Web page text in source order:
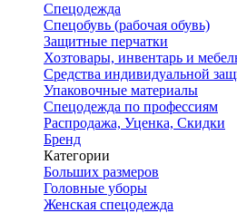
Спецодежда
Спецобувь (рабочая обувь)
Защитные перчатки
Хозтовары, инвентарь и
Средства индивидуальной
Упаковочные материалы
Спецодежда по профессиям
Распродажа, Уценка, Скидки
Бренд
Категории
Больших размеров
Головные уборы
Женская спецодежда